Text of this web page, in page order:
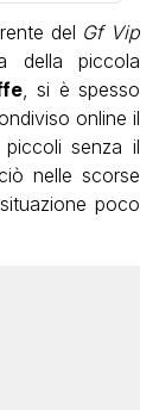
del Gf Vip
della piccola
, si è spesso
online il
senza il
nelle scorse
poco